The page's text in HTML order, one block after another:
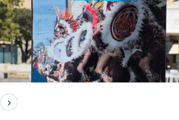
IN ARRIVO
Festival Internazionale del Folklore - 41ª edizione
›